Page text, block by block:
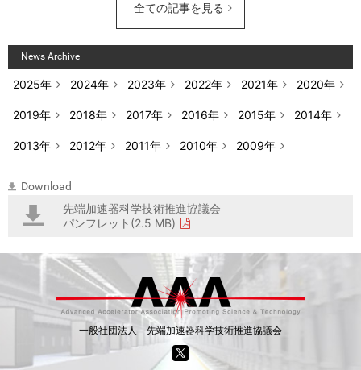
全ての記事を見る
News Archive
2025年 2024年 2023年 2022年 2021年 2020年
2019年 2018年 2017年 2016年 2015年 2014年
2013年 2012年 2011年 2010年 2009年
Download
先端加速器科学技術推進協議会
パンフレット(2.5 MB)
一般社団法人 先端加速器科学技術推進協議会